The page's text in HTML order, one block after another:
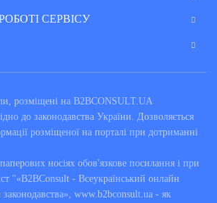
СЕРВІСУ
розміщені на B2BCONSULT.UA
до законодавства України. Дозволяється
розміщеної на порталі при дотриманні
носіях обов'язкове посилання і при
"«B2BConsult - Всеукраїнський онлайн
законодавства», www.b2bconsult.ua - як